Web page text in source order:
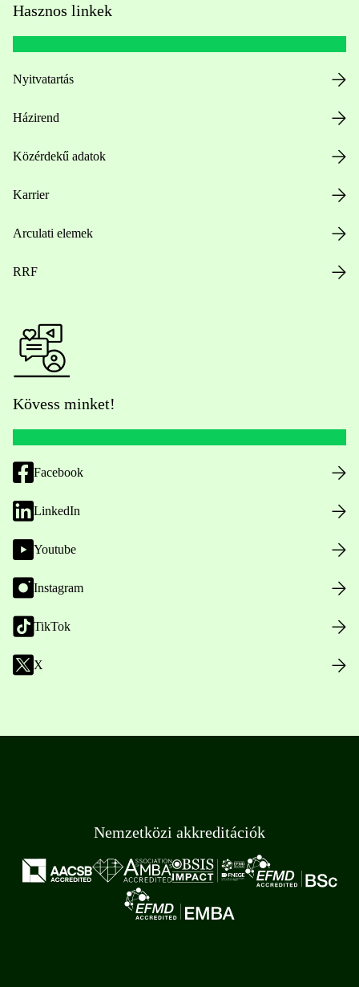
Hasznos linkek
Nyitvatartás
Házirend
Közérdekű adatok
Karrier
Arculati elemek
RRF
Kövess minket!
Facebook
LinkedIn
Youtube
Instagram
TikTok
X
Nemzetközi akkreditációk